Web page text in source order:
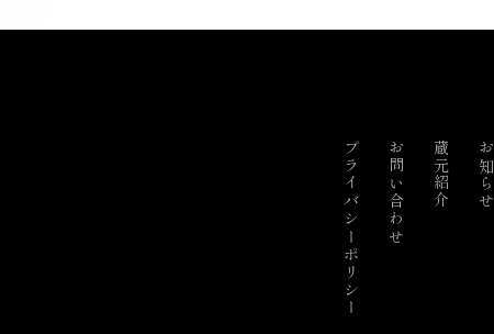
お知らせ
蔵元紹介
お問い合わせ
プライバシーポリシー